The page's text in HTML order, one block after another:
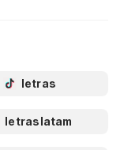
letras
letraslatam